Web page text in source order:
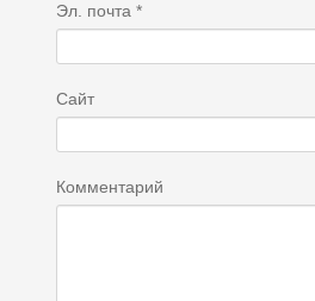
Эл. почта *
Сайт
Комментарий